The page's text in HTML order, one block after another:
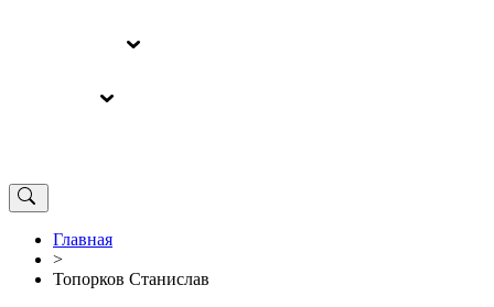
Главная
>
Топорков Станислав